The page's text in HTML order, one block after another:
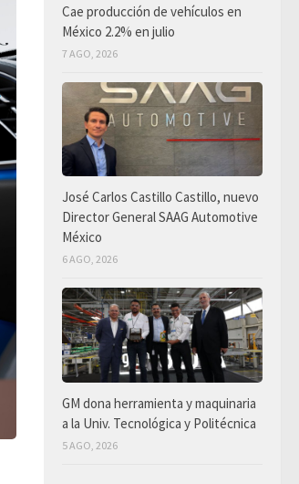
Cae producción de vehículos en
México 2.2% en julio
7 AGO, 2026
José Carlos Castillo Castillo, nuevo
Director General SAAG Automotive
México
6 AGO, 2026
GM dona herramienta y maquinaria
a la Univ. Tecnológica y Politécnica
5 AGO, 2026